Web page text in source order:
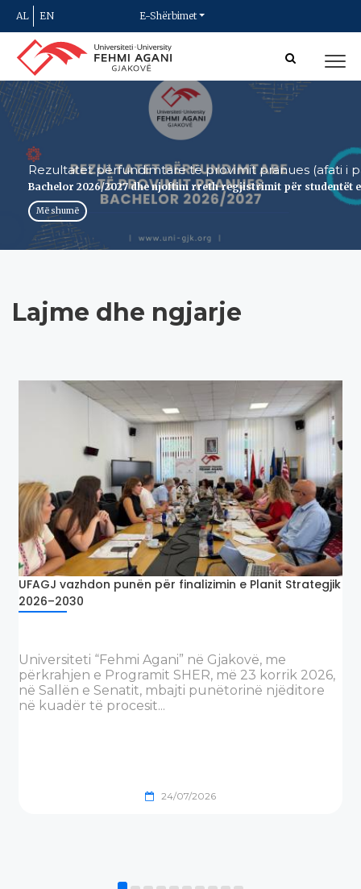
AL EN E-Shërbimet
Rezultatet përfundimtare të provimit pranues (afati i
Bachelor 2026/2027 dhe njoftim rreth regjistrimit për studentët
Më shumë
Lajme dhe ngjarje
UFAGJ vazhdon punën për finalizimin e Planit Strategjik
2026–2030
Universiteti “Fehmi Agani” në Gjakovë, me
përkrahjen e Programit SHER, më 23 korrik 2026,
në Sallën e Senatit, mbajti punëtorinë njëditore
në kuadër të procesit...
24/07/2026
Njoftim për Mundësi Praktike
Data e publikimit: 01/07/2026
Konkurs për pranimin e
studentëve të rinj Bachelor në
vitin akademik 2026/2027
Data e publikimit: 30/06/2026
Foundation House